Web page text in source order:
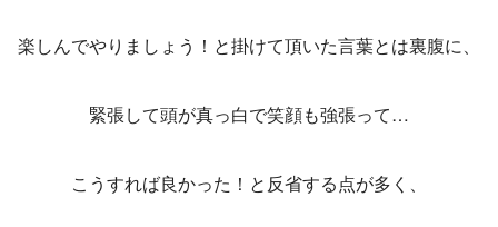
楽しんでやりましょう！と掛けて頂いた言葉とは裏腹に、
緊張して頭が真っ白で笑顔も強張って…
こうすれば良かった！と反省する点が多く、